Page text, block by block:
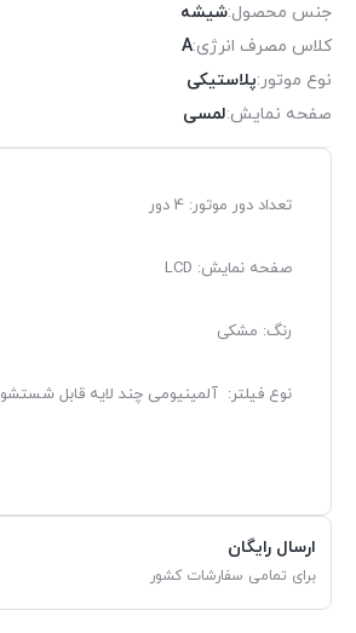
جنس محصول:شیشه
کلاس مصرف انرژی:A
نوع موتور:پلاستیکی
صفحه نمایش:لمسی
تعداد دور موتور: 4 دور
صفحه نمایش: LCD
رنگ: مشکی
نوع فیلتر: آلمینیومی چند لایه قابل شستشو
ارسال رایگان
برای تمامی سفارشات کشور